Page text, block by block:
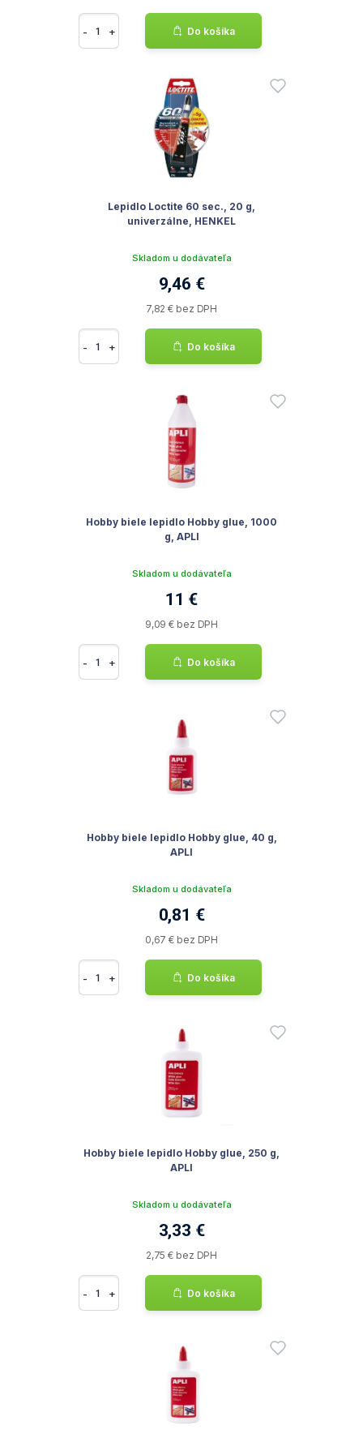
- + Do košíka
Lepidlo Loctite 60 sec., 20 g,
univerzálne, HENKEL
Skladom u dodávateľa
9,46 €
7,82 € bez DPH
- + Do košíka
Hobby biele lepidlo Hobby glue, 1000
g, APLI
Skladom u dodávateľa
11 €
9,09 € bez DPH
- + Do košíka
Hobby biele lepidlo Hobby glue, 40 g,
APLI
Skladom u dodávateľa
0,81 €
0,67 € bez DPH
- + Do košíka
Hobby biele lepidlo Hobby glue, 250 g,
APLI
Skladom u dodávateľa
3,33 €
2,75 € bez DPH
- + Do košíka